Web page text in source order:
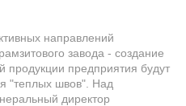
направлений
завода - создание
продукции предприятия будут
"теплых швов". Над
директор